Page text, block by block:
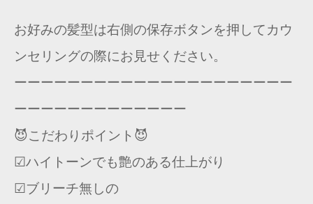
お好みの髪型は右側の保存ボタンを押してカウ
ンセリングの際にお見せください。
ーーーーーーーーーーーーーーーーーーーーー
ーーーーーーーーーーーーー
😈こだわりポイント😈
☑︎ハイトーンでも艶のある仕上がり
☑︎ブリーチ無しの